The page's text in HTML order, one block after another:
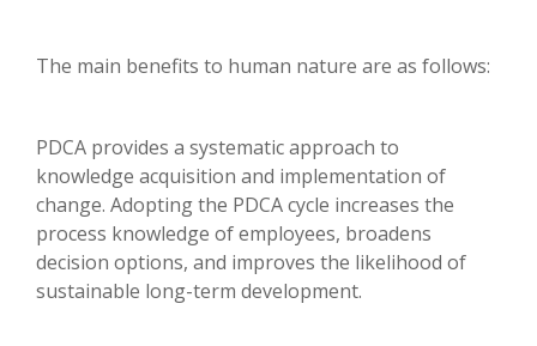
The main benefits to human nature are as follows:
PDCA provides a systematic approach to
knowledge acquisition and implementation of
change. Adopting the PDCA cycle increases the
process knowledge of employees, broadens
decision options, and improves the likelihood of
sustainable long-term development.